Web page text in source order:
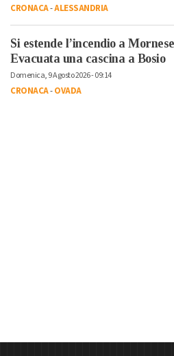
CRONACA-ALESSANDRIA
Si estende l’incendio a
Evacuata una cascina a Bosio
Domenica, 9 Agosto 2026 - 09:14
CRONACA-OVADA